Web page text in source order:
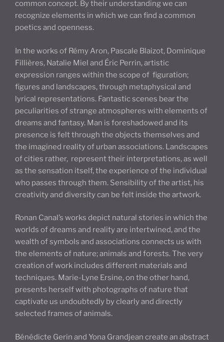
common concept. By their understanding we can
recognize elements in which we can find a common
poetics and openness.
In the works of Rémy Aron, Pascale Blaizot, Dominique
Fillières, Natalie Miel and Éric Perrin, artistic
expression ranges within the scope of figuration;
figures and landscapes, through metaphysical and
lyrical representations. Fantastic scenes bear the
peculiarities of strange atmospheres with elements of
dreams and fantasy. Man is foreshadowed and its
presence is felt through the objects themselves and
the imagined reality of urban associations. Landscapes
of cities rather, represent their interpretations, as well
as the sensation itself, the experience of the individual
who passes through them. Sensibility of the artist, his
creativity and diversity can be felt inside the artwork.
Ronan Canal’s works depict natural stories in which the
worlds of dreams and reality are intertwined, and the
wealth of symbols and associations connects us with
the elements of nature; animals and forests. The very
creation of work includes different materials and
techniques. Marie-Lyne Ersine, on the other hand,
presents herself with photographs of nature that
captivate us undoubtedly by clearly and directly
selected frames of animals.
Bénédicte Gerin and Yona Grandjean create an abstract